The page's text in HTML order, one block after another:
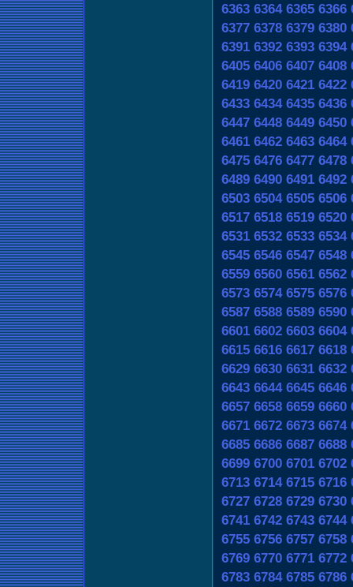
6363 6364 6365 6366
6377 6378 6379 6380
6391 6392 6393 6394
6405 6406 6407 6408
6419 6420 6421 6422
6433 6434 6435 6436
6447 6448 6449 6450
6461 6462 6463 6464
6475 6476 6477 6478
6489 6490 6491 6492
6503 6504 6505 6506
6517 6518 6519 6520
6531 6532 6533 6534
6545 6546 6547 6548
6559 6560 6561 6562
6573 6574 6575 6576
6587 6588 6589 6590
6601 6602 6603 6604
6615 6616 6617 6618
6629 6630 6631 6632
6643 6644 6645 6646
6657 6658 6659 6660
6671 6672 6673 6674
6685 6686 6687 6688
6699 6700 6701 6702
6713 6714 6715 6716
6727 6728 6729 6730
6741 6742 6743 6744
6755 6756 6757 6758
6769 6770 6771 6772
6783 6784 6785 6786